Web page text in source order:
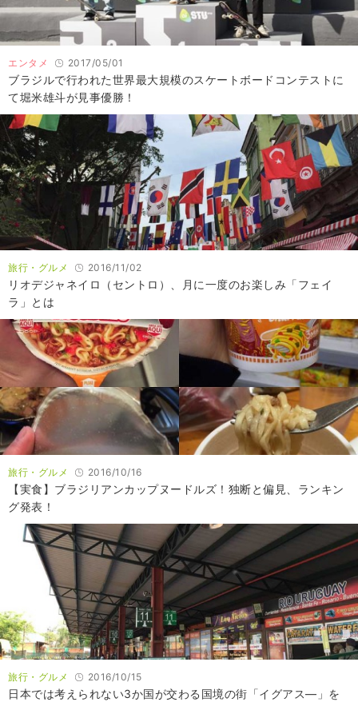
エンタメ 2017/05/01
ブラジルで行われた世界最大規模のスケートボードコンテストに
て堀米雄斗が見事優勝！
旅行・グルメ 2016/11/02
リオデジャネイロ（セントロ）、月に一度のお楽しみ「フェイ
ラ」とは
旅行・グルメ 2016/10/16
【実食】ブラジリアンカップヌードルズ！独断と偏見、ランキン
グ発表！
旅行・グルメ 2016/10/15
日本では考えられない3か国が交わる国境の街「イグアス―」を